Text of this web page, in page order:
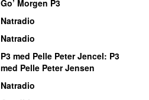
Go’ Morgen P3
Natradio
Natradio
P3 med Pelle Peter Jencel: P3
med Pelle Peter Jensen
Natradio